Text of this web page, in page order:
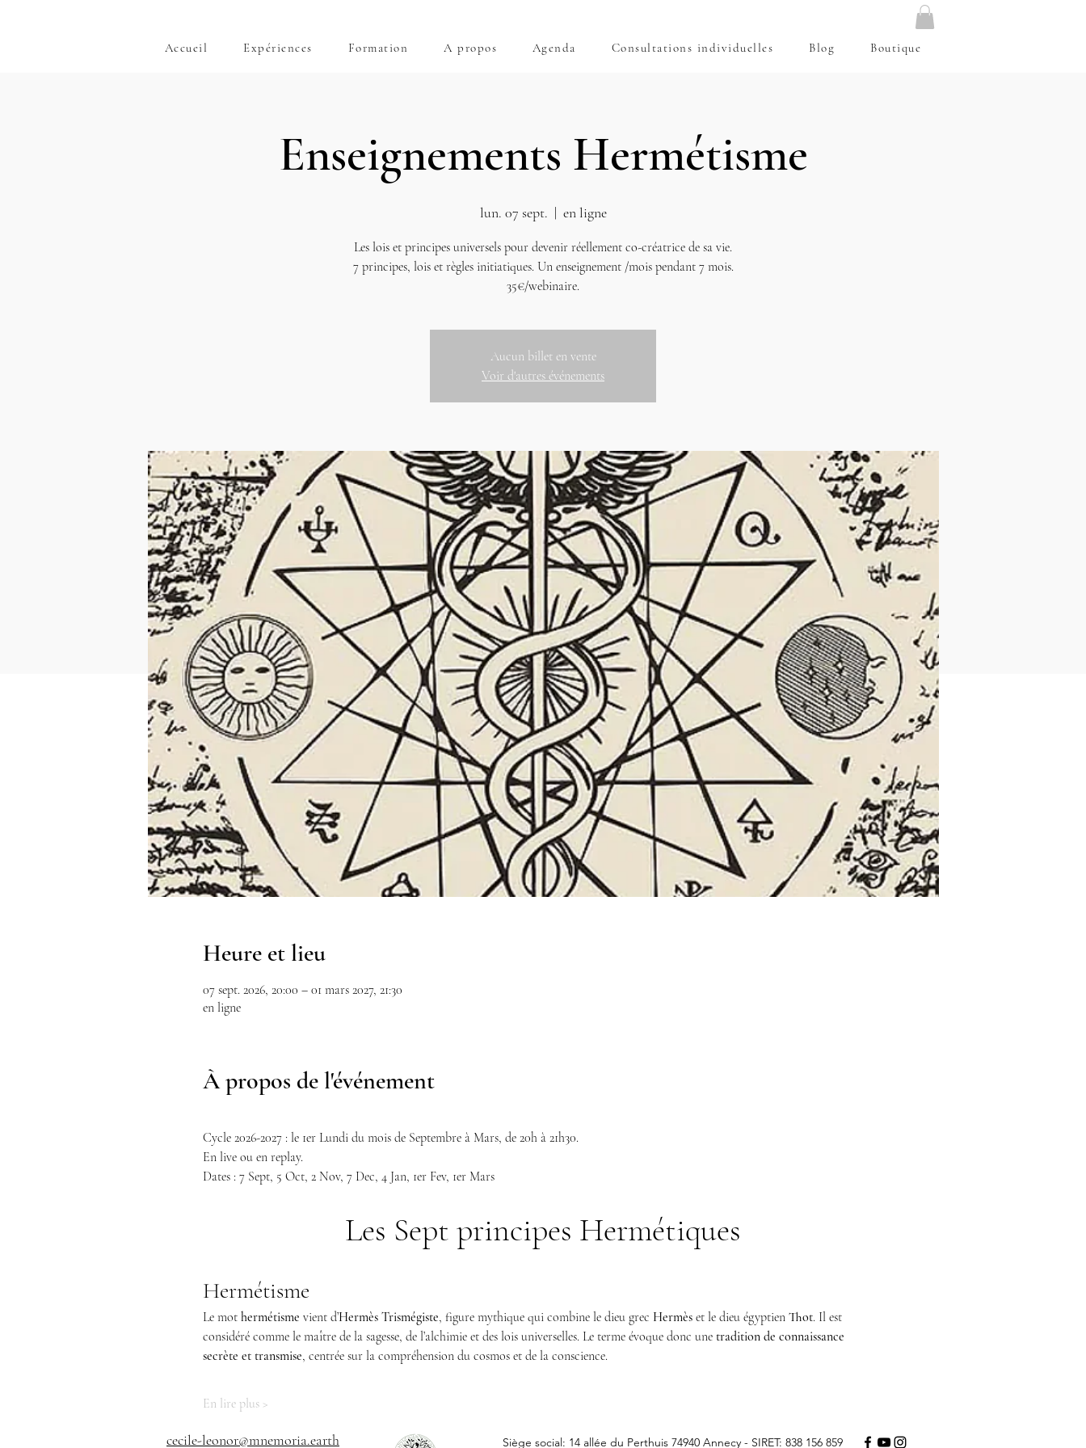
Accueil Expériences Formation A propos Agenda Consultations individuelles Blog Boutique
Enseignements Hermétisme
lun. 07 sept.
  |
en ligne
Les lois et principes universels pour devenir réellement co-créatrice de sa vie.
7 principes, lois et règles initiatiques. Un enseignement /mois pendant 7 mois.
35€/webinaire.
Aucun billet en vente
Voir d'autres événements
Heure et lieu
07 sept. 2026, 20:00 – 01 mars 2027, 21:30
en ligne
À propos de l'événement
Cycle 2026-2027 : le 1er Lundi du mois de Septembre à Mars, de 20h à 21h30.
En live ou en replay.
Dates : 7 Sept, 5 Oct, 2 Nov, 7 Dec, 4 Jan, 1er Fev, 1er Mars
Les Sept principes Hermétiques
Hermétisme
Le mot hermétisme vient d’Hermès Trismégiste, figure mythique qui combine le dieu grec Hermès et le dieu égyptien Thot. Il est
considéré comme le maître de la sagesse, de l’alchimie et des lois universelles. Le terme évoque donc une tradition de connaissance
secrète et transmise, centrée sur la compréhension du cosmos et de la conscience.
En lire plus >
cecile-leonor@mnemoria.earth Siège social: 14 allée du Perthuis 74940 Annecy - SIRET: 838 156 859